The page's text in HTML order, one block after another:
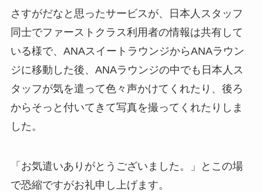
さすがだなと思ったサービスが、日本人スタッフ
同士でファーストクラス利用者の情報は共有して
いる様で、ANAスイートラウンジからANAラウン
ジに移動した後、ANAラウンジの中でも日本人ス
タッフが気を遣って色々声かけてくれたり、後ろ
からそっと付いてきて写真を撮ってくれたりしま
した。
「お気遣いありがとうございました。」とこの場
で恐縮ですがお礼申し上げます。